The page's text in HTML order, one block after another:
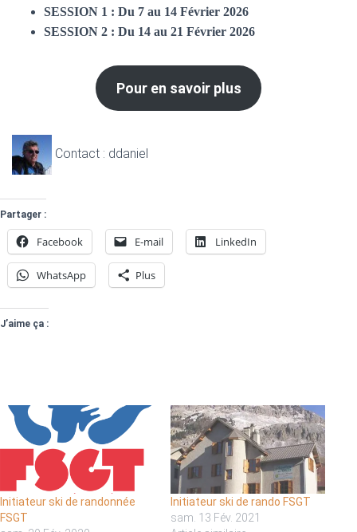
SESSION 1 : Du 7 au 14 Février 2026
SESSION 2 : Du 14 au 21 Février 2026
Pour en savoir plus
Contact : ddaniel
Partager :
Facebook E-mail LinkedIn
WhatsApp Plus
J’aime ça :
Initiateur ski de randonnée
FSGT
Initiateur ski de rando FSGT
sam. 13 Fév. 2021